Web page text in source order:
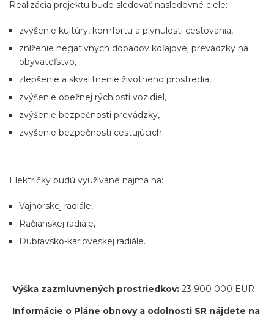
Realizácia projektu bude sledovať nasledovné ciele:
zvýšenie kultúry, komfortu a plynulosti cestovania,
zníženie negatívnych dopadov koľajovej prevádzky na
obyvateľstvo,
zlepšenie a skvalitnenie životného prostredia,
zvýšenie obežnej rýchlosti vozidiel,
zvýšenie bezpečnosti prevádzky,
zvýšenie bezpečnosti cestujúcich.
Električky budú využívané najmä na:
Vajnorskej radiále,
Račianskej radiále,
Dúbravsko-karloveskej radiále.
Výška zazmluvnených prostriedkov: 23 900 000 EUR
Informácie o Pláne obnovy a odolnosti SR nájdete na